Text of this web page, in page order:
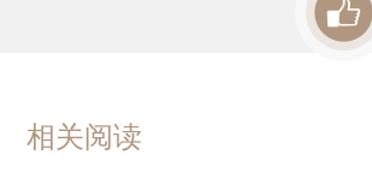
相关阅读